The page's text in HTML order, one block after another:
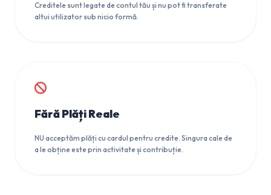
Creditele sunt legate de contul tău și nu pot fi transferate
altui utilizator sub nicio formă.
Fără Plăți Reale
NU acceptăm plăți cu cardul pentru credite. Singura cale de
a le obține este prin activitate și contribuție.